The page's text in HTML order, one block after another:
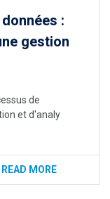
:
gestion
de
et d'analy
READ MORE